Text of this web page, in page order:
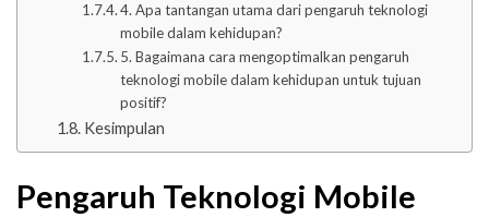
4. Apa tantangan utama dari pengaruh teknologi
mobile dalam kehidupan?
5. Bagaimana cara mengoptimalkan pengaruh
teknologi mobile dalam kehidupan untuk tujuan
positif?
Kesimpulan
Pengaruh Teknologi Mobile